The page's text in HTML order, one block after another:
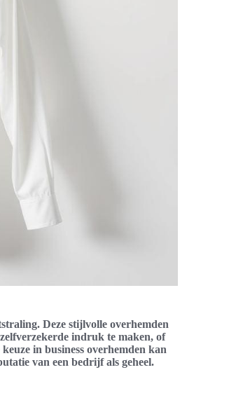
Deze stijlvolle overhemden
indruk te maken, of
in business overhemden kan
van een bedrijf als geheel.